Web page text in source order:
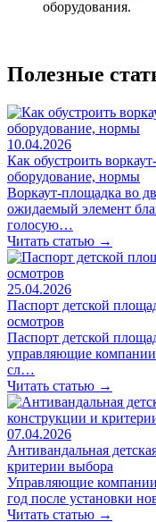
оборудования.
Полезные
10.04.2026
Как обустроить
оборудование, нормы
Воркаут-площадка во
ожидаемый элемент
голосую…
Читать статью →
25.04.2026
Паспорт детской
осмотров
Паспорт детской
управляющие компании
сл…
Читать статью →
07.04.2026
Антивандальная
критерии выбора
Управляющие
год после установки
Читать статью →